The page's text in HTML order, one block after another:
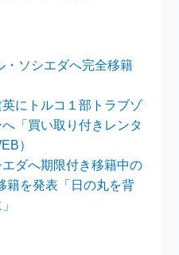
・ソシエダへ完全移籍
英にトルコ１部トラブゾ
「買い取り付きレンタ
）
ダへ期限付き移籍中の
籍を発表「日の丸を背